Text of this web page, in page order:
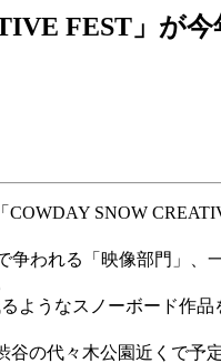
FEST」が今
SNOW
われる「映像部門」、
ようなスノーボード作
の代々木公園近くで予